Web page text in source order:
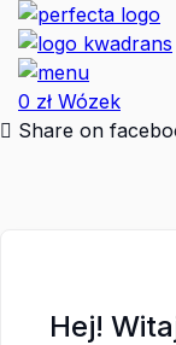
Przejdź
do
treści
0 zł Wózek
Share on
Hej!